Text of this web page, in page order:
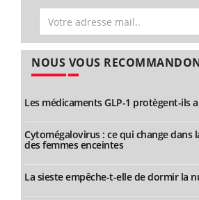
NOUS VOUS
Les médicaments GLP-1 protègent-ils
Cytomégalovirus : ce qui change dans
des femmes enceintes
La sieste empêche-t-elle de dormir la